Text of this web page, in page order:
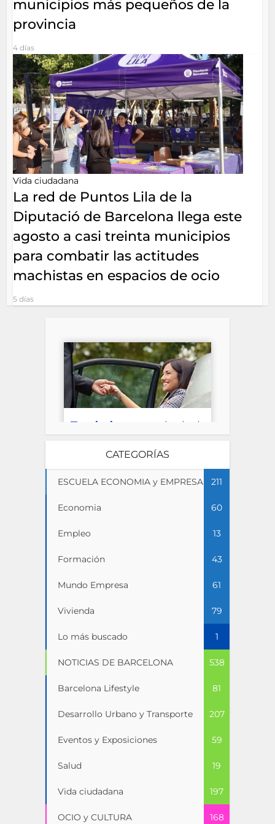
municipios más pequeños de la
provincia
4 días
Vida ciudadana
La red de Puntos Lila de la
Diputació de Barcelona llega este
agosto a casi treinta municipios
para combatir las actitudes
machistas en espacios de ocio
5 días
CATEGORÍAS
ESCUELA ECONOMIA y EMPRESA 211
Economia 60
Empleo 13
Formación 43
Mundo Empresa 61
Vivienda 79
Lo más buscado 1
NOTICIAS DE BARCELONA 538
Barcelona Lifestyle 81
Desarrollo Urbano y Transporte 207
Eventos y Exposiciones 59
Salud 19
Vida ciudadana 197
OCIO y CULTURA 168